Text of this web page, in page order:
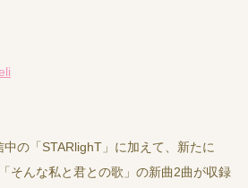
の「STARlighT」に加えて、新たに
そんな私と君との歌」の新曲2曲が収録